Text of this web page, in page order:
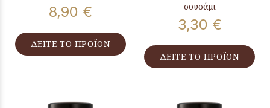
8,90 €
ΔΕΙΤΕ ΤΟ ΠΡΟΪΟΝ
σουσάμι
3,30 €
ΔΕΙΤΕ ΤΟ ΠΡΟΪΟΝ